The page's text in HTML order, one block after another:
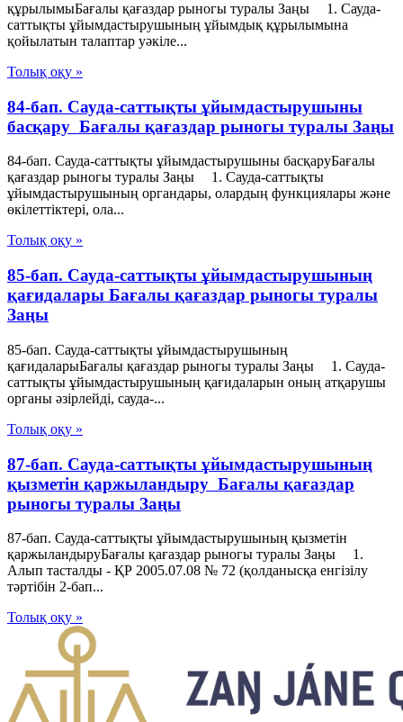
құрылымыБағалы қағаздар рыногы туралы Заңы 1. Сауда-
саттықты ұйымдастырушының ұйымдық құрылымына
қойылатын талаптар уәкiле...
Толық оқу »
84-бап. Сауда-саттықты ұйымдастырушыны
басқару Бағалы қағаздар рыногы туралы Заңы
84-бап. Сауда-саттықты ұйымдастырушыны басқаруБағалы
қағаздар рыногы туралы Заңы 1. Сауда-саттықты
ұйымдастырушының органдары, олардың функциялары және
өкілеттіктері, ола...
Толық оқу »
85-бап. Сауда-саттықты ұйымдастырушының
қағидалары Бағалы қағаздар рыногы туралы
Заңы
85-бап. Сауда-саттықты ұйымдастырушының
қағидаларыБағалы қағаздар рыногы туралы Заңы 1. Сауда-
саттықты ұйымдастырушының қағидаларын оның атқарушы
органы әзiрлейдi, сауда-...
Толық оқу »
87-бап. Сауда-саттықты ұйымдастырушының
қызметiн қаржыландыру Бағалы қағаздар
рыногы туралы Заңы
87-бап. Сауда-саттықты ұйымдастырушының қызметiн
қаржыландыруБағалы қағаздар рыногы туралы Заңы 1.
Алып тасталды - ҚР 2005.07.08 № 72 (қолданысқа енгізілу
тәртібін 2-бап...
Толық оқу »